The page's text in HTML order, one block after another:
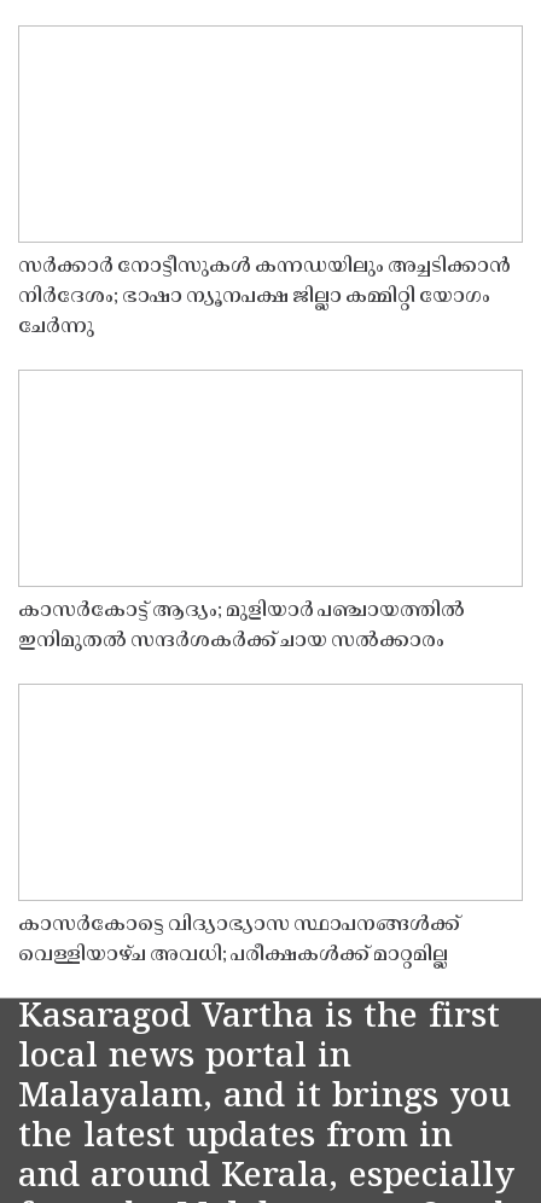
സർക്കാർ നോട്ടീസുകൾ കന്നഡയിലും അച്ചടിക്കാൻ
നിർദേശം; ഭാഷാ ന്യൂനപക്ഷ ജില്ലാ കമ്മിറ്റി യോഗം
ചേർന്നു
കാസർകോട്ട് ആദ്യം; മുളിയാർ പഞ്ചായത്തിൽ
ഇനിമുതൽ സന്ദർശകർക്ക് ചായ സൽക്കാരം
കാസർകോട്ടെ വിദ്യാഭ്യാസ സ്ഥാപനങ്ങൾക്ക്
വെള്ളിയാഴ്ച അവധി; പരീക്ഷകൾക്ക് മാറ്റമില്ല
Kasaragod Vartha is the first
local news portal in
Malayalam, and it brings you
the latest updates from in
and around Kerala, especially